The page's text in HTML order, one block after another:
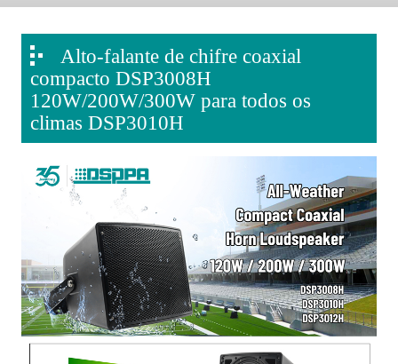
Alto-falante de chifre coaxial
compacto DSP3008H
120W/200W/300W para todos os
climas DSP3010H